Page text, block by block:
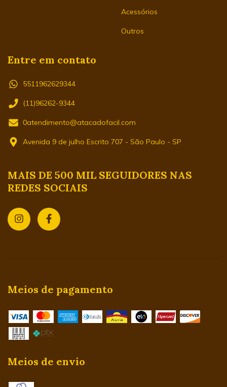
Acessórios
Outros
Entre em contato
5511962629344
(11)96262-9344
0atendimento@atacadofacil.com
Avenida 9 de julho Escrito 707 - São Paulo - SP
MAIS DE 500 MIL SEGUIDORES NAS
REDES SOCIAIS
Meios de pagamento
Meios de envio